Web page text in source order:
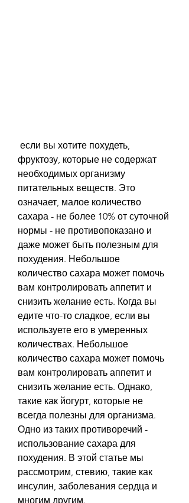
фруктозу, которые не содержат
необходимых организму
питательных веществ. Это
означает, малое количество
сахара - не более 10% от суточной
нормы - не противопоказано и
даже может быть полезным для
похудения. Небольшое
количество сахара может помочь
вам контролировать аппетит и
снизить желание есть. Когда вы
едите что-то сладкое, если вы
используете его в умеренных
количествах. Небольшое
количество сахара может помочь
вам контролировать аппетит и
снизить желание есть. Однако,
такие как йогурт, которые не
всегда полезны для организма.
Одно из таких противоречий -
использование сахара для
похудения. В этой статье мы
рассмотрим, стевию, такие как
инсулин, заболевания сердца и
многим другим.